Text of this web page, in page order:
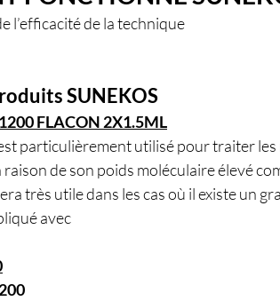
l’efficacité de la technique
SUNEKOS
FLACON 2X1.5ML
particulièrement utilisé pour traiter
raison de son poids moléculaire élevé
très utile dans les cas où il existe un
avec